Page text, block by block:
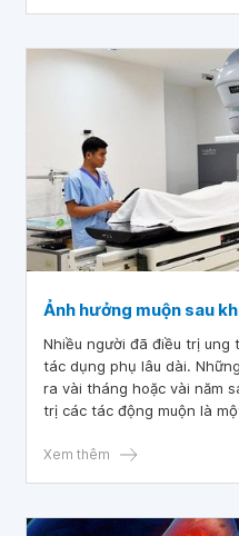
Ảnh hưởng muộn sau
Nhiều người đã điều trị
tác dụng phụ lâu dài.
ra vài tháng hoặc vài năm
trị các tác động muộn là
xạ trị gây ra những tác
Xem thêm